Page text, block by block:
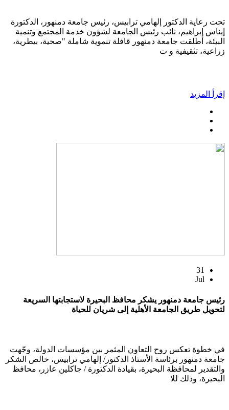
تحت رعاية الدكتور إلهامي ترابيس، رئيس جامعة دمنهور، الدكتورة
إيناس إبراهيم، نائب رئيس الجامعة لشؤون خدمة المجتمع وتنمية
البيئة، أطلقت جامعة دمنهور قافلة تنموية شاملة "صحية، بيطرية،
زراعية، تثقيفية و ت
إقرأ المزيد
31
Jul
رئيس جامعة دمنهور يشكر محافظ البحيرة لاستجابتها السريعة
لتحويل طريق الجامعة الأهلية إلى شريان للحياة
في خطوة تعكس روح التعاون المثمر بين مؤسسات الدولة، وجّهت
جامعة دمنهور برئاسة الأستاذ الدكتور/ إلهامي ترابيس، خالص الشكر
والتقدير لمحافظة البحيرة، بقيادة الدكتورة / جاكلين عازر، محافظ
البحيرة، وذلك للا